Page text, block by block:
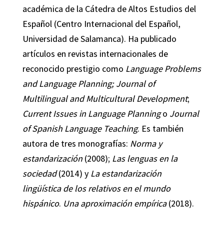
académica de la Cátedra de Altos Estudios del
Español (Centro Internacional del Español,
Universidad de Salamanca). Ha publicado
artículos en revistas internacionales de
reconocido prestigio como Language Problems
and Language Planning; Journal of
Multilingual and Multicultural Development;
Current Issues in Language Planningo Journal
of Spanish Language Teaching. Es también
autora de tres monografías: Norma y
estandarización(2008); Las lenguas en la
sociedad(2014) yLa estandarización
lingüística de los relativos en el mundo
hispánico. Una aproximación empírica(2018).